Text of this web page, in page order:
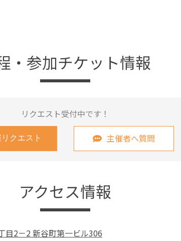
・参加チケット情報
リクエスト受付中です！
リクエスト 主催者へ質問
アクセス情報
目2－2 新谷町第一ビル306